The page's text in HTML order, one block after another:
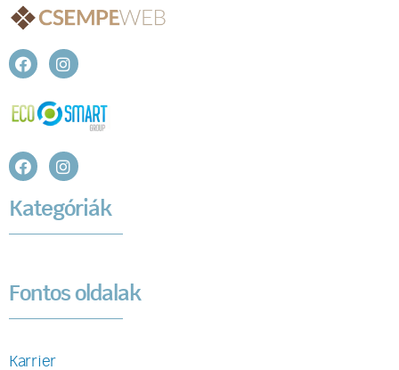
Kategóriák
Fontos oldalak
Karrier